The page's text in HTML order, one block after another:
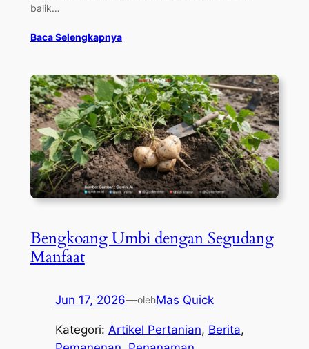
balik…
Baca Selengkapnya
Bengkoang Umbi dengan Segudang
Manfaat
Jun 17, 2026—olehMas Quick
Kategori: Artikel Pertanian, Berita